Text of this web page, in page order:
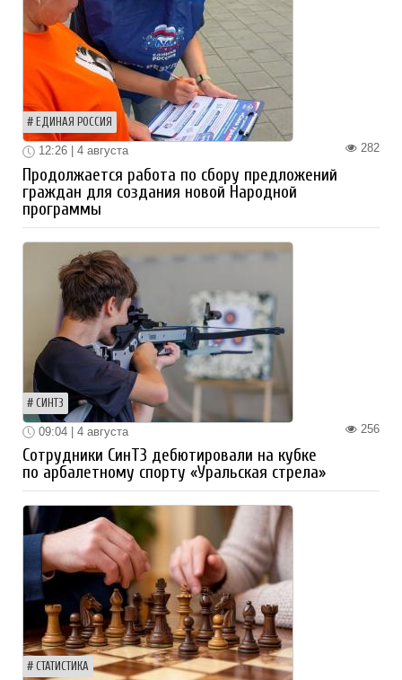
ЕДИНАЯ РОССИЯ
282
12:26 | 4 августа
Продолжается работа по сбору предложений
граждан для создания новой Народной
программы
СИНТЗ
256
09:04 | 4 августа
Сотрудники СинТЗ дебютировали на кубке
по арбалетному спорту «Уральская стрела»
СТАТИСТИКА